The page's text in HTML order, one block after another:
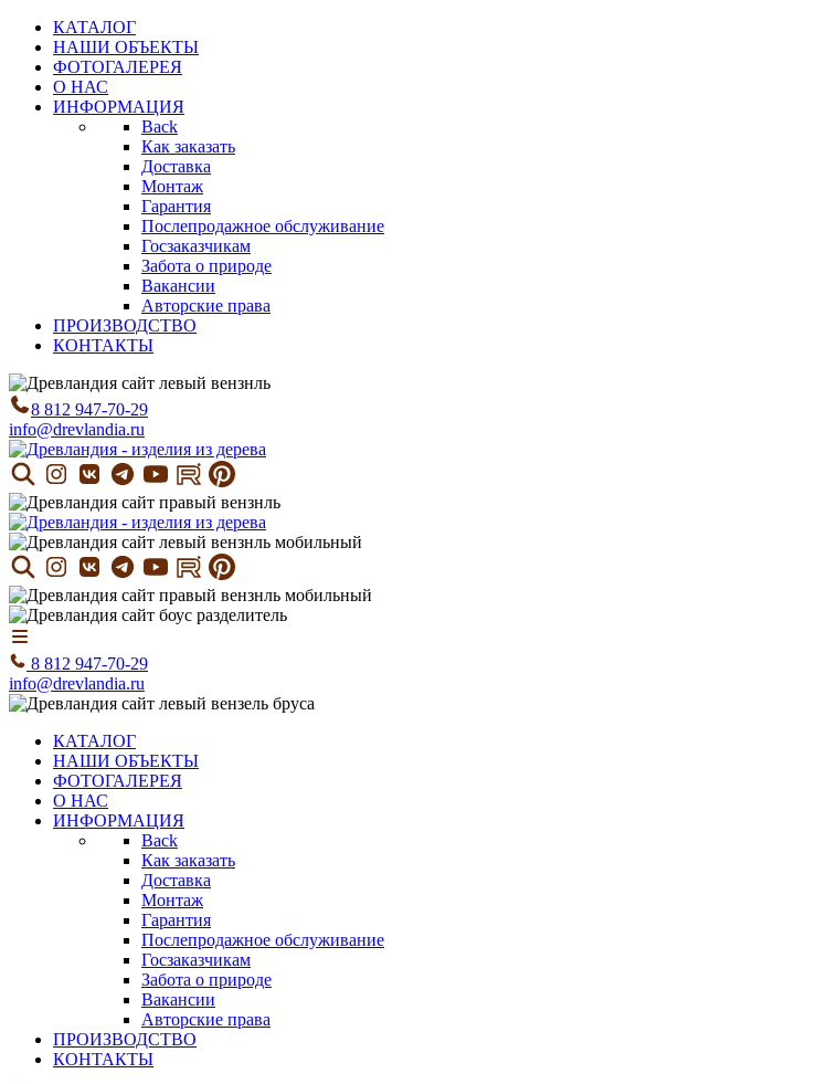
КАТАЛОГ
НАШИ ОБЪЕКТЫ
ФОТОГАЛЕРЕЯ
О НАС
ИНФОРМАЦИЯ
Back
Как заказать
Доставка
Монтаж
Гарантия
Послепродажное обслуживание
Госзаказчикам
Забота о природе
Вакансии
Авторские права
ПРОИЗВОДСТВО
КОНТАКТЫ
8 812 947-70-29
info@drevlandia.ru
8 812 947-70-29
info@drevlandia.ru
КАТАЛОГ
НАШИ ОБЪЕКТЫ
ФОТОГАЛЕРЕЯ
О НАС
ИНФОРМАЦИЯ
Back
Как заказать
Доставка
Монтаж
Гарантия
Послепродажное обслуживание
Госзаказчикам
Забота о природе
Вакансии
Авторские права
ПРОИЗВОДСТВО
КОНТАКТЫ